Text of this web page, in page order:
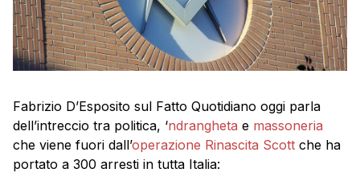
Fabrizio D’Esposito sul Fatto Quotidiano oggi parla
dell’intreccio tra politica, ‘ndrangheta e massoneria
che viene fuori dall’operazione Rinascita Scott che ha
portato a 300 arresti in tutta Italia: